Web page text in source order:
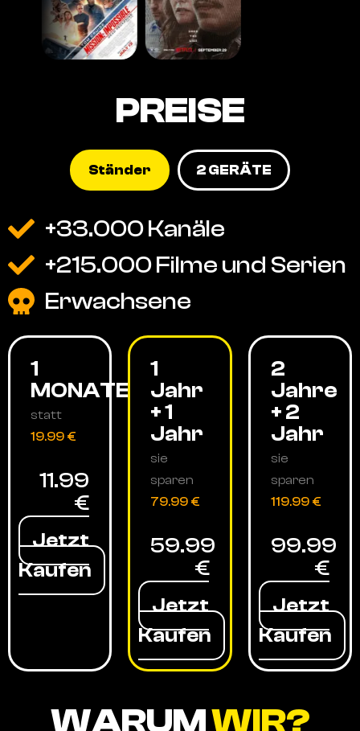
PREISE
Ständer 2 GERÄTE
+33.000 Kanäle
+215.000 Filme und Serien
Erwachsene
1
MONATE
statt
19.99 €
11.99
€
Jetzt
Kaufen
1
Jahr
+ 1
Jahr
sie
sparen
79.99 €
59.99
€
Jetzt
Kaufen
2
Jahre
+ 2
Jahr
sie
sparen
119.99 €
99.99
€
Jetzt
Kaufen
WARUMWIR?